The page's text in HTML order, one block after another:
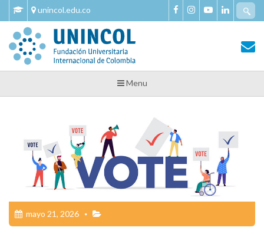
Skip
content
unincol.edu.co
Tu Salud y Bienestar
Tu Salud y Bienestar – Unincol
Menu
mayo 21, 2026